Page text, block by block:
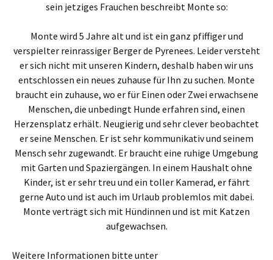
sein jetziges Frauchen beschreibt Monte so:
Monte wird 5 Jahre alt und ist ein ganz pfiffiger und
verspielter reinrassiger Berger de Pyrenees. Leider versteht
er sich nicht mit unseren Kindern, deshalb haben wir uns
entschlossen ein neues zuhause für Ihn zu suchen. Monte
braucht ein zuhause, wo er für Einen oder Zwei erwachsene
Menschen, die unbedingt Hunde erfahren sind, einen
Herzensplatz erhält. Neugierig und sehr clever beobachtet
er seine Menschen. Er ist sehr kommunikativ und seinem
Mensch sehr zugewandt. Er braucht eine ruhige Umgebung
mit Garten und Spaziergängen. In einem Haushalt ohne
Kinder, ist er sehr treu und ein toller Kamerad, er fährt
gerne Auto und ist auch im Urlaub problemlos mit dabei.
Monte verträgt sich mit Hündinnen und ist mit Katzen
aufgewachsen.
Weitere Informationen bitte unter